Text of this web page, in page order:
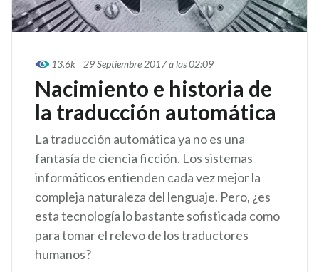
13.6k 29 Septiembre 2017 a las 02:09
Nacimiento e historia de
la traducción automática
La traducción automática ya no es una
fantasía de ciencia ficción. Los sistemas
informáticos entienden cada vez mejor la
compleja naturaleza del lenguaje. Pero, ¿es
esta tecnología lo bastante sofisticada como
para tomar el relevo de los traductores
humanos?